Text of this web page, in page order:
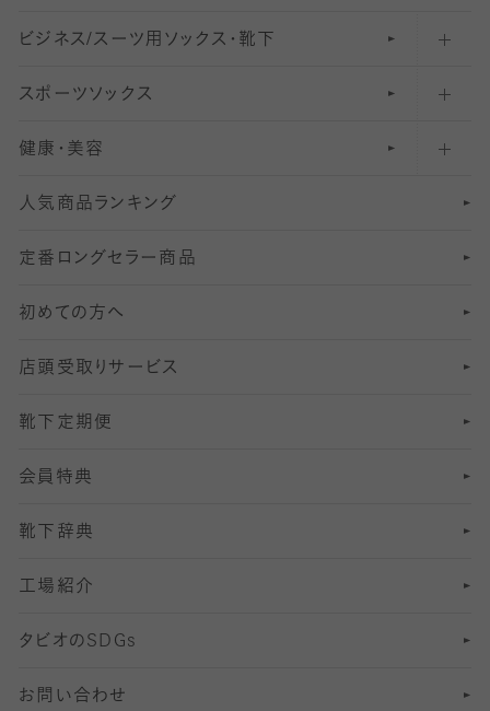
クルーソックス（ふくらはぎ下）
ハイソックス
オーバーニー・ニーハイソックス
61〜80デニールタイツ
81 〜110デニールタイツ
111〜210デニールタイツ
211デニールタイツ以上（防寒・厚手タイツ）
レギンスパンツ（レギパン）
マタニティレギンス
5 分丈
6 分丈レギンス
7 分丈 レギンス
8分丈 レギンス
10分丈 レギンス
12分丈レギンス
13分丈レギンス
ショートストッキング
結婚式用ストッキング
美脚ストッキング
オールスルーストッキング
ビジネス/スーツ用 ソックス・靴下
匠シリーズ
フレッシャーズ向けソックス・靴下
冠婚葬祭向けソックス・靴下
スーツカジュアルソックス・靴下
ロングホーズ
スポーツソックス
ランニングソックス・靴下
ゴルフソックス・靴下
サッカー・フットサル用ソックス
ヨガソックス・靴下
スポーツ用レッグウォーマー
SSサイズ（21～23cm）
Sサイズ（22～25cm）
Mサイズ（25～27cm）
Lサイズ（27～29cm）
健康・美容
インナーソックス
加圧・着圧ソックス
冷えとり靴下
着圧・加圧タイツ
むくみ対策
足の疲れ対策
足の臭い対策
冷え対策
靴ずれ対策
快適な睡眠対策
人気商品ランキング
定番ロングセラー商品
初めての方へ
店頭受取りサービス
靴下定期便
会員特典
靴下辞典
工場紹介
タビオのSDGs
お問い合わせ